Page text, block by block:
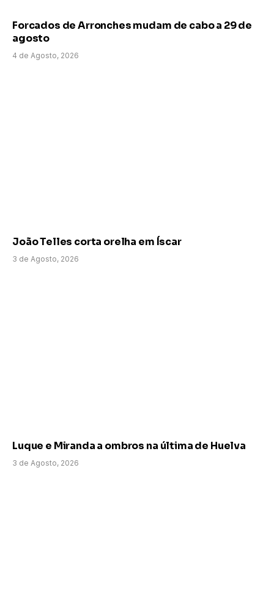
Forcados de Arronches mudam de cabo a 29 de
agosto
4 de Agosto, 2026
João Telles corta orelha em Íscar
3 de Agosto, 2026
Luque e Miranda a ombros na última de Huelva
3 de Agosto, 2026